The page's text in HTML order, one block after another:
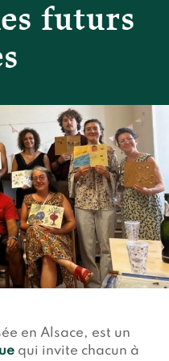
Amis de Jane"
futurs
en Alsace, est un
qui invite chacun à